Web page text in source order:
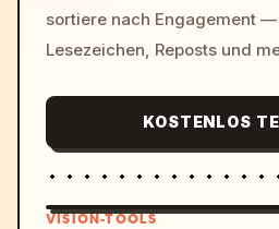
sortiere nach Engagement
Lesezeichen, Reposts und
KOSTENLOS
VISION-TOOLS